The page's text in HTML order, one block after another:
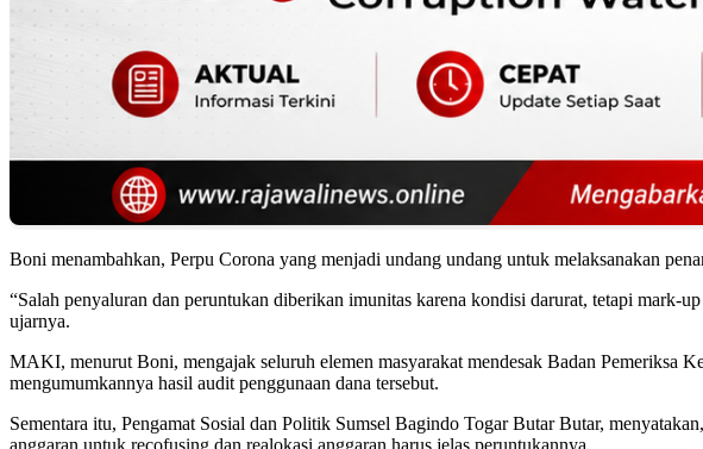
Boni menambahkan, Perpu Corona yang menjadi undang undang untuk melaksanakan
“Salah penyaluran dan peruntukan diberikan imunitas karena kondisi darurat, tetapi mark-
ujarnya.
MAKI, menurut Boni, mengajak seluruh elemen masyarakat mendesak Badan Pemeriksa
mengumumkannya hasil audit penggunaan dana tersebut.
Sementara itu, Pengamat Sosial dan Politik Sumsel Bagindo Togar Butar Butar,